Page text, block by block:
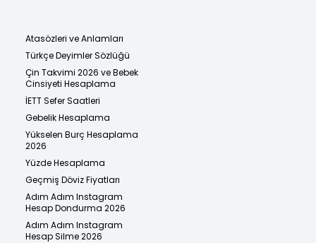
Atasözleri ve Anlamları
Türkçe Deyimler Sözlüğü
Çin Takvimi 2026 ve Bebek
Cinsiyeti Hesaplama
İETT Sefer Saatleri
Gebelik Hesaplama
Yükselen Burç Hesaplama
2026
Yüzde Hesaplama
Geçmiş Döviz Fiyatları
Adım Adım Instagram
Hesap Dondurma 2026
Adım Adım Instagram
Hesap Silme 2026